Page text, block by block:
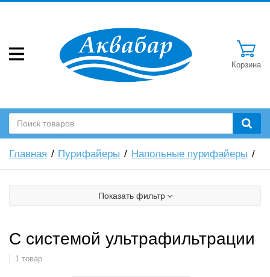
Корзина
Главная Пурифайеры Напольные пурифайеры
Показать фильтр
С системой ультрафильтрации
1 товар